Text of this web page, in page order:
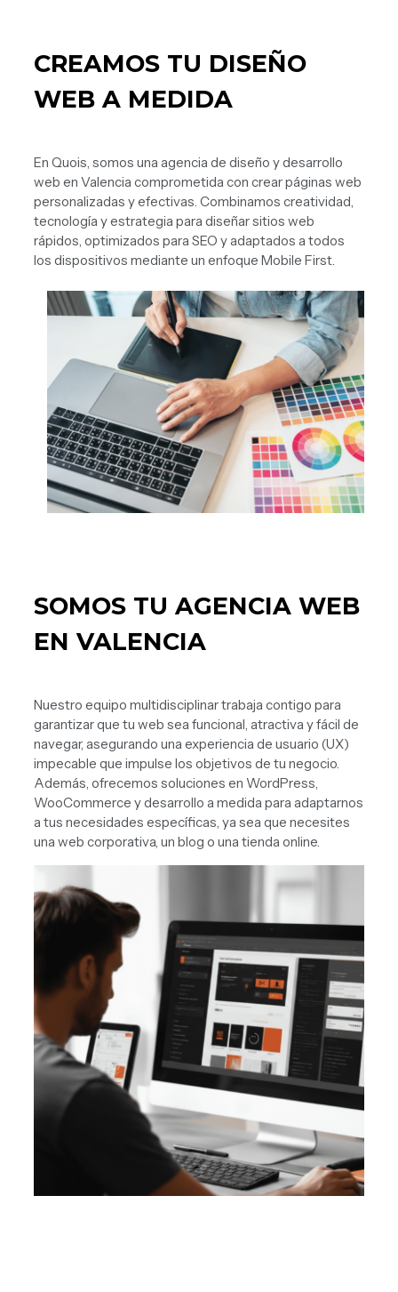
CREAMOS TU DISEÑO
WEB A MEDIDA
En Quois, somos una agencia de diseño y desarrollo
web en Valencia comprometida con crear páginas web
personalizadas y efectivas. Combinamos creatividad,
tecnología y estrategia para diseñar sitios web
rápidos, optimizados para SEO y adaptados a todos
los dispositivos mediante un enfoque Mobile First.
SOMOS TU AGENCIA WEB
EN VALENCIA
Nuestro equipo multidisciplinar trabaja contigo para
garantizar que tu web sea funcional, atractiva y fácil de
navegar, asegurando una experiencia de usuario (UX)
impecable que impulse los objetivos de tu negocio.
Además, ofrecemos soluciones en WordPress,
WooCommerce y desarrollo a medida para adaptarnos
a tus necesidades específicas, ya sea que necesites
una web corporativa, un blog o una tienda online.